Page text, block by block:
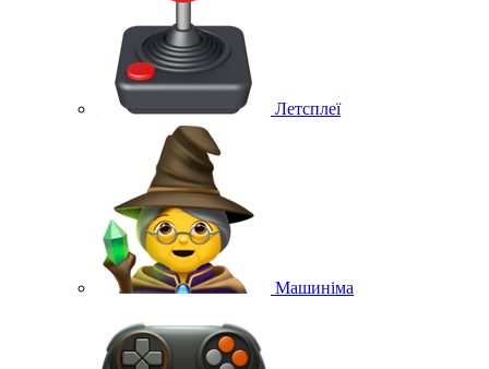
Летсплеї
Машиніма